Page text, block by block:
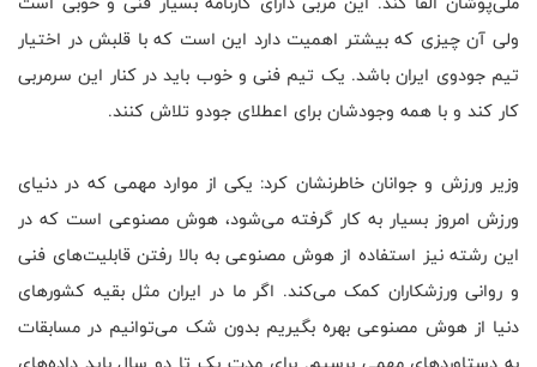
ولی آن چیزی که بیشتر اهمیت دارد این است که با قلبش در اختیار
تیم جودوی ایران باشد. یک تیم فنی و خوب باید در کنار این سرمربی
کار کند و با همه وجودشان برای اعطلای جودو تلاش کنند.
وزیر ورزش و جوانان خاطرنشان کرد: یکی از موارد مهمی که در دنیای
ورزش امروز بسیار به کار گرفته می‌شود، هوش مصنوعی است که در
این رشته نیز استفاده از هوش مصنوعی به بالا رفتن قابلیت‌های فنی
و روانی ورزشکاران کمک می‌کند. اگر ما در ایران مثل بقیه کشورهای
دنیا از هوش مصنوعی بهره بگیریم بدون شک می‌توانیم در مسابقات